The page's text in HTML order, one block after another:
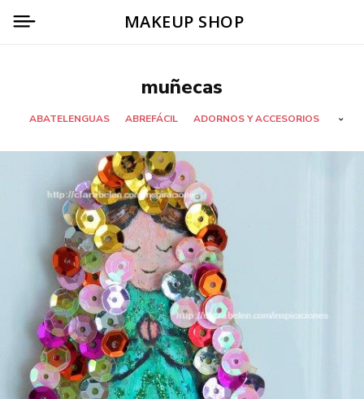
MAKEUP SHOP
muñecas
ABATELENGUAS ABREFÁCIL ADORNOS Y ACCESORIOS